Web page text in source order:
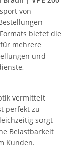
von
bietet die
mehrere
und
vermittelt
perfekt zu
sorgt
Belastbarkeit
Kunden.